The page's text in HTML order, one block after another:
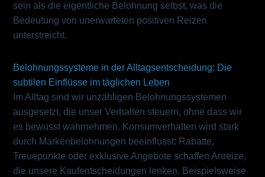
sein als die eigentliche Belohnung selbst, was die
Bedeutung von unerwarteten positiven Reizen
unterstreicht.
Belohnungssysteme in der Alltagsentscheidung: Die
subtilen Einflüsse im täglichen Leben
Im Alltag sind wir unzähligen Belohnungssystemen
ausgesetzt, die unser Verhalten steuern, ohne dass wir
es bewusst wahrnehmen. Konsumverhalten wird stark
durch Markenbelohnungen beeinflusst: Rabatte,
Treuepunkte oder exklusive Angebote schaffen Anreize,
die unsere Kaufentscheidungen lenken. Beispielsweise